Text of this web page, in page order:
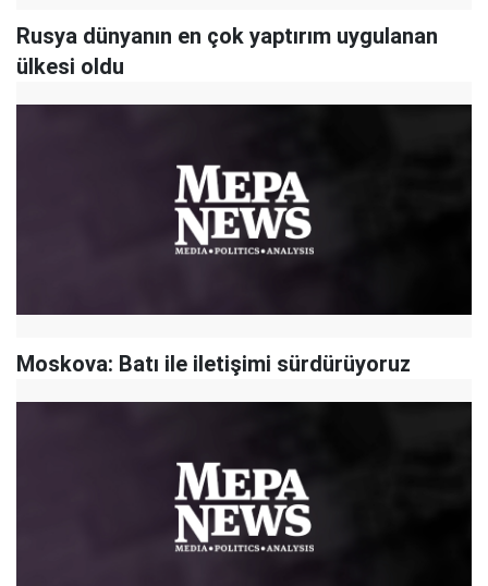
Rusya dünyanın en çok yaptırım uygulanan
ülkesi oldu
Moskova: Batı ile iletişimi sürdürüyoruz